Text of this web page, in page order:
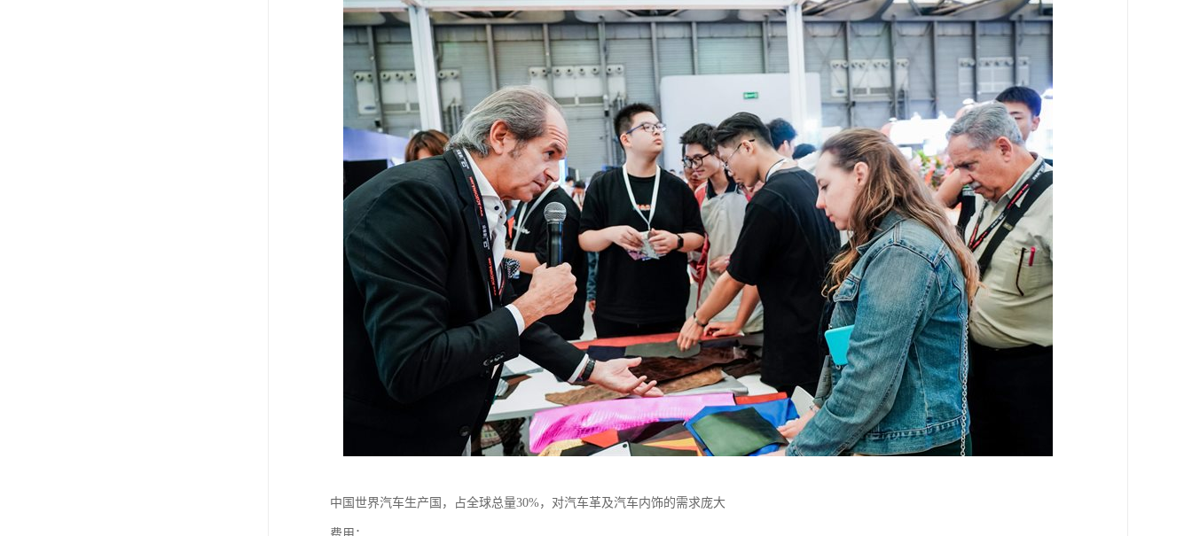
中国世界汽车生产国，占全球总量30%，对汽车革及汽车内饰的需求庞大